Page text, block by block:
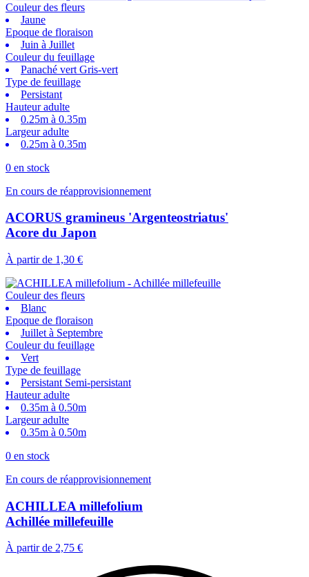
Couleur des fleurs
Jaune
Epoque de floraison
Juin à Juillet
Couleur du feuillage
Panaché vert Gris-vert
Type de feuillage
Persistant
Hauteur adulte
0.25m à 0.35m
Largeur adulte
0.25m à 0.35m
0 en stock
En cours de réapprovisionnement
ACORUS gramineus 'Argenteostriatus'
Acore du Japon
À partir de 1,30 €
Couleur des fleurs
Blanc
Epoque de floraison
Juillet à Septembre
Couleur du feuillage
Vert
Type de feuillage
Persistant Semi-persistant
Hauteur adulte
0.35m à 0.50m
Largeur adulte
0.35m à 0.50m
0 en stock
En cours de réapprovisionnement
ACHILLEA millefolium
Achillée millefeuille
À partir de 2,75 €